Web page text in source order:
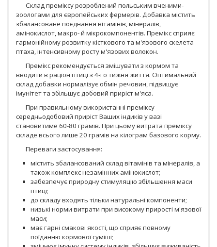
Склад преміксу розроблений польським вченими-
зоологами для європейських фермерів. Добавка містить
збалансоване поєднання вітамінів, мінералів,
амінокислот, макро- й мікрокомпонентів. Премікс сприяє
гармонійному розвитку кісткового та м'язового скелета
птаха, інтенсивному росту м'язових волокон.
Премікс рекомендується змішувати з кормом та
вводити в раціон птиці з 4-го тижня життя. Оптимальний
склад добавки нормалізує обмін речовин, підвищує
імунітет та збільшує добовий приріст м'яса.
При правильному використанні преміксу
середньодобовий приріст Ваших індиків у вазі
становитиме 60-80 грамів. При цьому витрата преміксу
складе всього лише 20 грамів на кілограм базового корму.
Переваги застосування:
містить збалансований склад вітамінів та мінералів, а
також комплекс незамінних амінокислот;
забезпечує природну стимуляцію збільшення маси
птиці;
до складу входять тільки натуральні компоненти;
низькі норми витрати при високому прирості м'язової
маси;
має гарні смакові якості, що сприяє повному
поїданню кормової суміші;